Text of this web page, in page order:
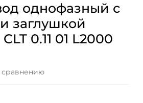
однофазный с
заглушкой
0.11 01 L2000
сравнению